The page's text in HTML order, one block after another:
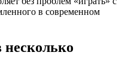
в современном